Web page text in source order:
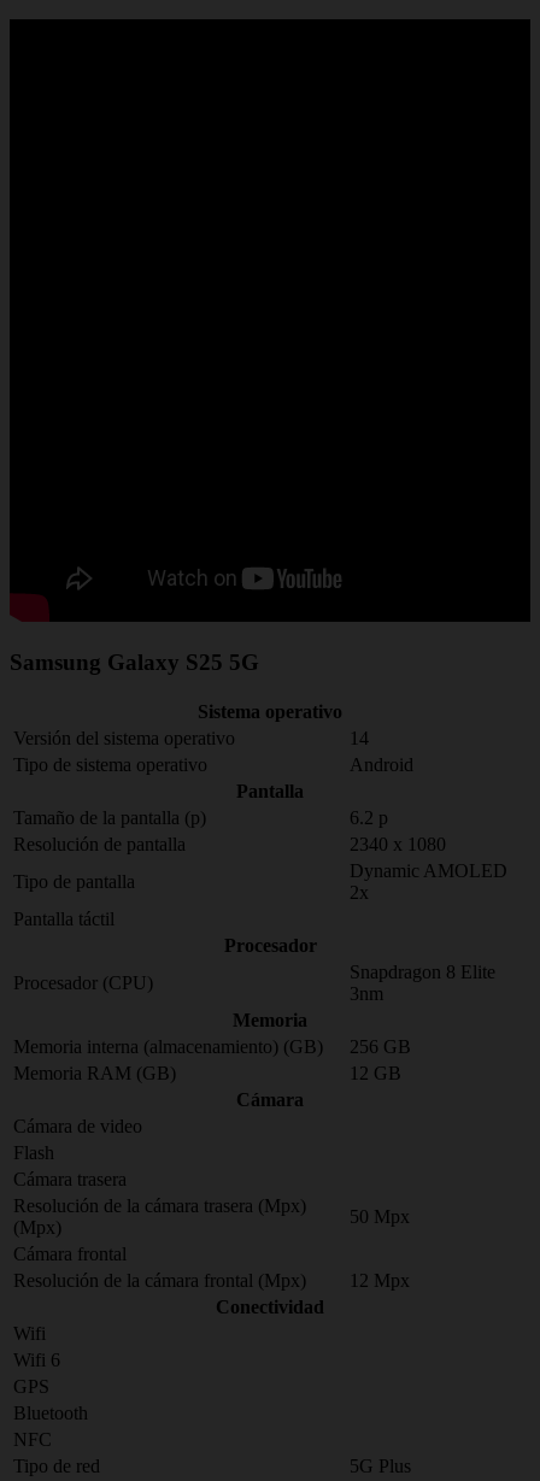
Samsung Galaxy S25 5G
Sistema operativo
Versión del sistema operativo
14
Tipo de sistema operativo
Android
Pantalla
Tamaño de la pantalla (p)
6.2 p
Resolución de pantalla
2340 x 1080
Tipo de pantalla
Dynamic AMOLED
2x
Pantalla táctil
Procesador
Procesador (CPU)
Snapdragon 8 Elite
3nm
Memoria
Memoria interna (almacenamiento) (GB)
256 GB
Memoria RAM (GB)
12 GB
Cámara
Cámara de video
Flash
Cámara trasera
Resolución de la cámara trasera (Mpx)
(Mpx)
50 Mpx
Cámara frontal
Resolución de la cámara frontal (Mpx)
12 Mpx
Conectividad
Wifi
Wifi 6
GPS
Bluetooth
NFC
Tipo de red
5G Plus